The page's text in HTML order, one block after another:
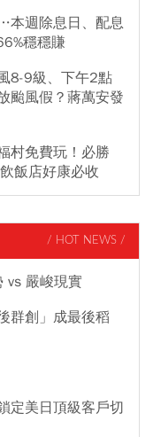
本週除息日、配息
穩穩賺
8-9級、下午2點
颱風假？蔣萬安發
村免費玩！必勝
飯店好康必收
/ HOT NEWS /
vs 嚴峻現實
群創」成最後稻
定美日頂級客戶切